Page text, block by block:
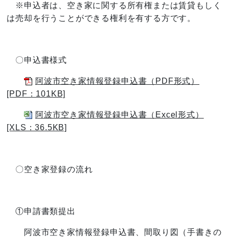
※申込者は、空き家に関する所有権または賃貸もしく
は売却を行うことができる権利を有する方です。
〇申込書様式
阿波市空き家情報登録申込書（PDF形式）
[PDF：101KB]
阿波市空き家情報登録申込書（Excel形式）
[XLS：36.5KB]
〇空き家登録の流れ
①申請書類提出
阿波市空き家情報登録申込書、間取り図（手書きの